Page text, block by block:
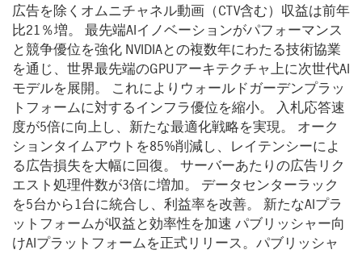
広告を除くオムニチャネル動画（CTV含む）収益は前年
比21％増。 最先端AIイノベーションがパフォーマンス
と競争優位を強化 NVIDIAとの複数年にわたる技術協業
を通じ、世界最先端のGPUアーキテクチャ上に次世代AI
モデルを展開。 これによりウォールドガーデンプラッ
トフォームに対するインフラ優位を縮小。 入札応答速
度が5倍に向上し、新たな最適化戦略を実現。 オーク
ションタイムアウトを85%削減し、レイテンシーによ
る広告損失を大幅に回復。 サーバーあたりの広告リク
エスト処理件数が3倍に増加。 データセンターラック
を5台から1台に統合し、利益率を改善。 新たなAIプラ
ットフォームが収益と効率性を加速 パブリッシャー向
けAIプラットフォームを正式リリース。パブリッシャ